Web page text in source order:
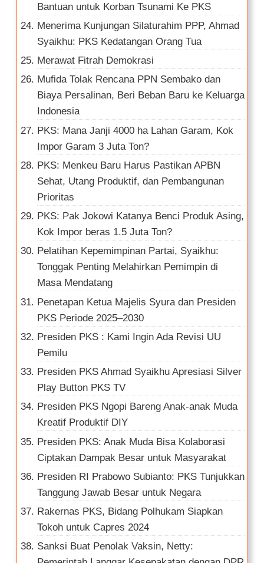
Bantuan untuk Korban Tsunami Ke PKS
Menerima Kunjungan Silaturahim PPP, Ahmad
Syaikhu: PKS Kedatangan Orang Tua
Merawat Fitrah Demokrasi
Mufida Tolak Rencana PPN Sembako dan
Biaya Persalinan, Beri Beban Baru ke Keluarga
Indonesia
PKS: Mana Janji 4000 ha Lahan Garam, Kok
Impor Garam 3 Juta Ton?
PKS: Menkeu Baru Harus Pastikan APBN
Sehat, Utang Produktif, dan Pembangunan
Prioritas
PKS: Pak Jokowi Katanya Benci Produk Asing,
Kok Impor beras 1.5 Juta Ton?
Pelatihan Kepemimpinan Partai, Syaikhu:
Tonggak Penting Melahirkan Pemimpin di
Masa Mendatang
Penetapan Ketua Majelis Syura dan Presiden
PKS Periode 2025–2030
Presiden PKS : Kami Ingin Ada Revisi UU
Pemilu
Presiden PKS Ahmad Syaikhu Apresiasi Silver
Play Button PKS TV
Presiden PKS Ngopi Bareng Anak-anak Muda
Kreatif Produktif DIY
Presiden PKS: Anak Muda Bisa Kolaborasi
Ciptakan Dampak Besar untuk Masyarakat
Presiden RI Prabowo Subianto: PKS Tunjukkan
Tanggung Jawab Besar untuk Negara
Rakernas PKS, Bidang Polhukam Siapkan
Tokoh untuk Capres 2024
Sanksi Buat Penolak Vaksin, Netty: